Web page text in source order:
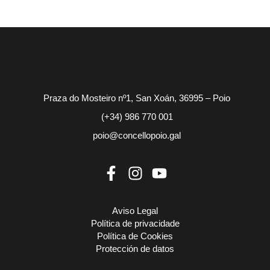
Praza do Mosteiro nº1, San Xoán, 36995 – Poio
(+34) 986 770 001
poio@concellopoio.gal
Aviso Legal
Política de privacidade
Política de Cookies
Protección de datos